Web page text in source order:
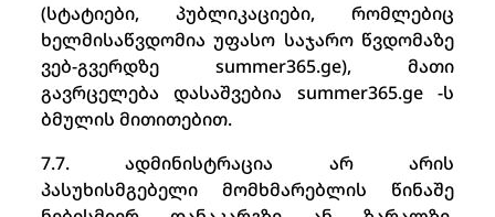
(სტატიები, პუბლიკაციები, რომლებიც
ხელმისაწვდომია უფასო საჯარო წვდომაზე
ვებ-გვერდზე summer365.ge), მათი
გავრცელება დასაშვებია summer365.ge -ს
ბმულის მითითებით.
7.7. ადმინისტრაცია არ არის
პასუხისმგებელი მომხმარებლის წინაშე